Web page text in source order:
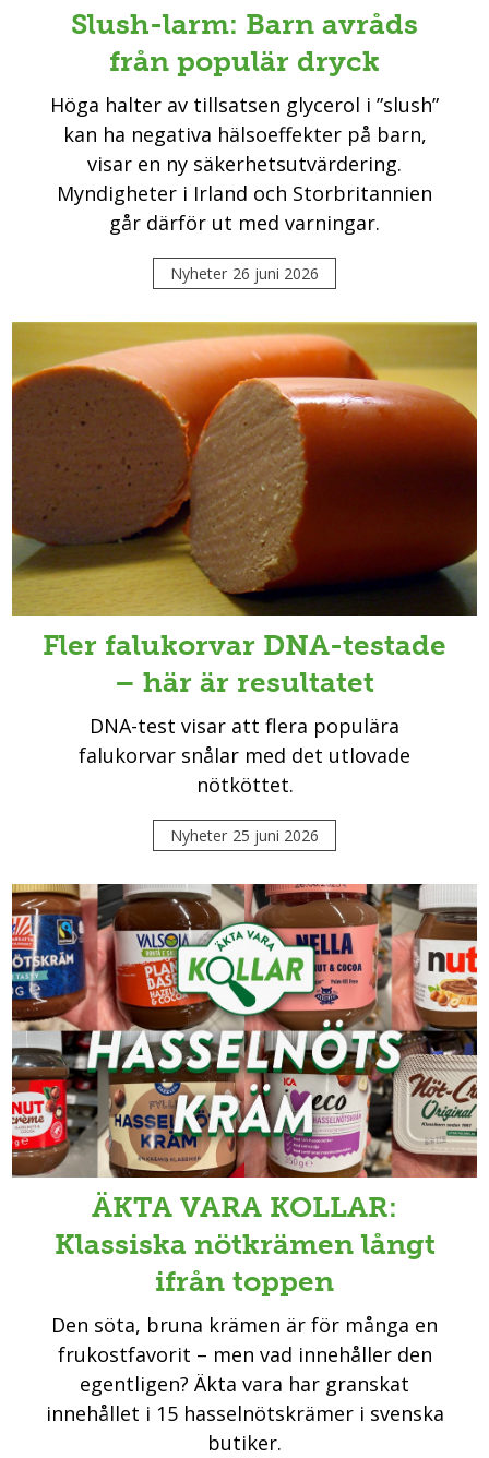
Slush-larm: Barn avråds
från populär dryck
Höga halter av tillsatsen glycerol i ”slush”
kan ha negativa hälsoeffekter på barn,
visar en ny säkerhetsutvärdering.
Myndigheter i Irland och Storbritannien
går därför ut med varningar.
Nyheter 26 juni 2026
Fler falukorvar DNA-testade
– här är resultatet
DNA-test visar att flera populära
falukorvar snålar med det utlovade
nötköttet.
Nyheter 25 juni 2026
ÄKTA VARA KOLLAR:
Klassiska nötkrämen långt
ifrån toppen
Den söta, bruna krämen är för många en
frukostfavorit – men vad innehåller den
egentligen? Äkta vara har granskat
innehållet i 15 hasselnötskrämer i svenska
butiker.